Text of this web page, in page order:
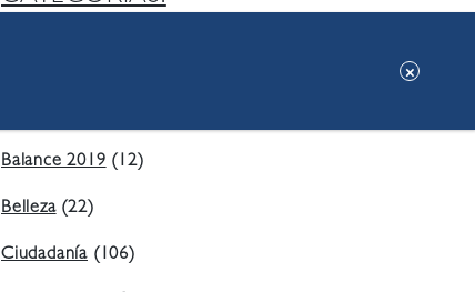
Balance 2019(12)
Belleza(22)
Ciudadanía (106)